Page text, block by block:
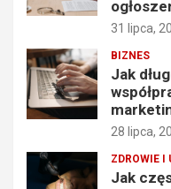
31 lipca,
BIZNES
Jak
28 lipca,
ZDROWIE I
Jak